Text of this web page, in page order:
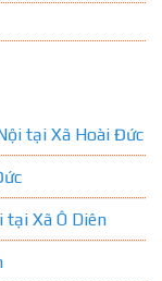
tại Xã Hoài Đức
tại Xã Ô Diên